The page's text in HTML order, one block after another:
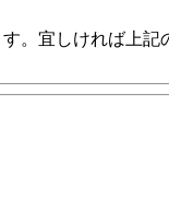
。宜しければ上